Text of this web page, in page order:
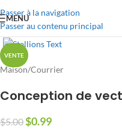
Passer à la navigation
Passer au contenu principal
MENU
VENTE
Maison/Courrier
Conception de
$5.00$0.99